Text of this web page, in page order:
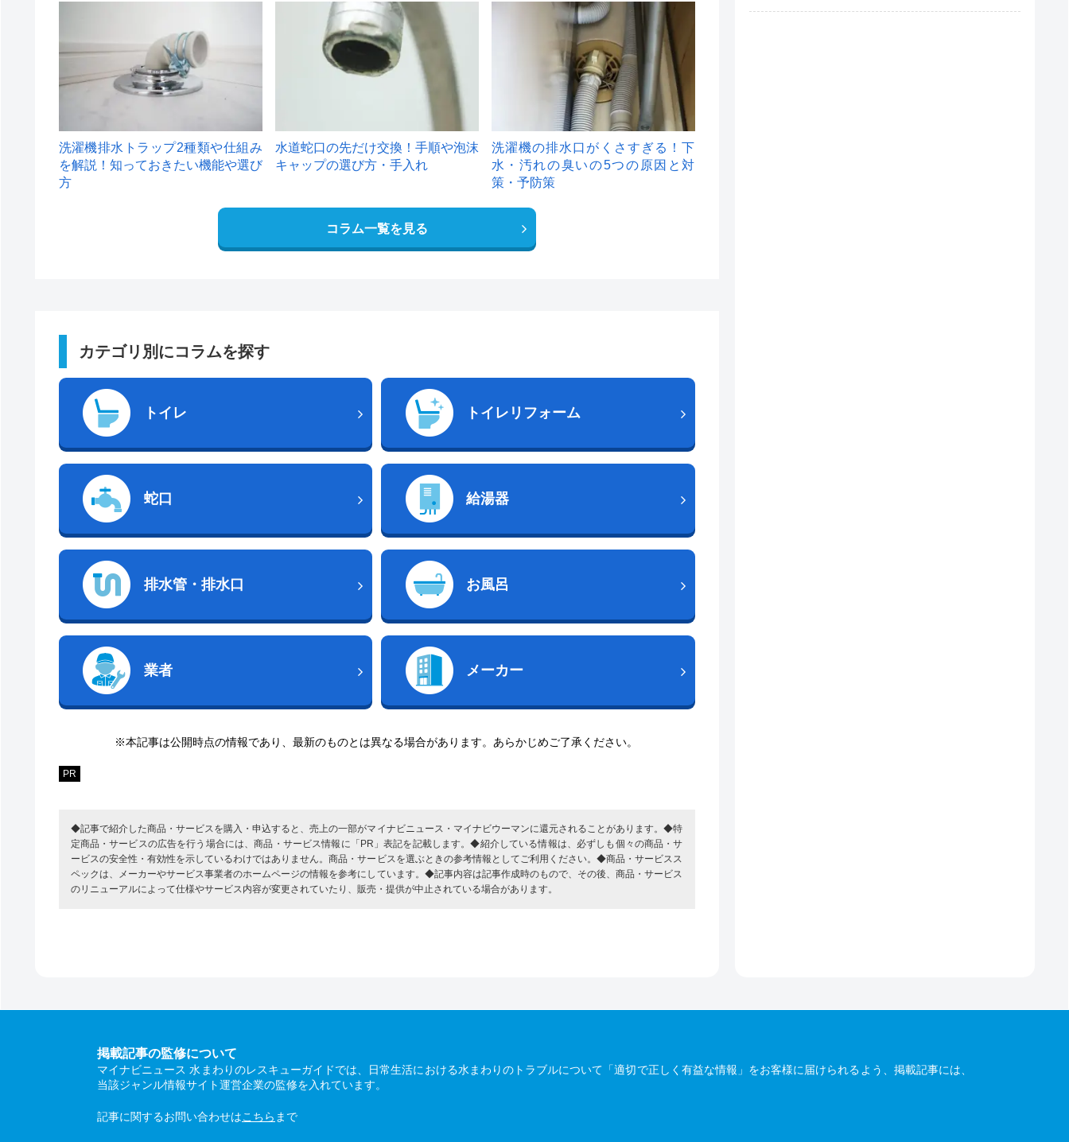
洗濯機排水トラップ2種類や仕組み
を解説！知っておきたい機能や選び
方
水道蛇口の先だけ交換！手順や泡沫
キャップの選び方・手入れ
洗濯機の排水口がくさすぎる！下
水・汚れの臭いの5つの原因と対
策・予防策
コラム一覧を見る
カテゴリ別にコラムを探す
トイレ トイレリフォーム
蛇口 給湯器
排水管・排水口 お風呂
業者 メーカー
※本記事は公開時点の情報であり、最新のものとは異なる場合があります。あらかじめご了承ください。
PR
◆記事で紹介した商品・サービスを購入・申込すると、売上の一部がマイナビニュース・マイナビウーマンに還元されることがあります。◆特
定商品・サービスの広告を行う場合には、商品・サービス情報に「PR」表記を記載します。◆紹介している情報は、必ずしも個々の商品・サ
ービスの安全性・有効性を示しているわけではありません。商品・サービスを選ぶときの参考情報としてご利用ください。◆商品・サービスス
ペックは、メーカーやサービス事業者のホームページの情報を参考にしています。◆記事内容は記事作成時のもので、その後、商品・サービス
のリニューアルによって仕様やサービス内容が変更されていたり、販売・提供が中止されている場合があります。
掲載記事の監修について
マイナビニュース 水まわりのレスキューガイドでは、日常生活における水まわりのトラブルについて「適切で正しく有益な情報」をお客様に届けられるよう、掲載記事には、
当該ジャンル情報サイト運営企業の監修を入れています。
記事に関するお問い合わせはこちら まで